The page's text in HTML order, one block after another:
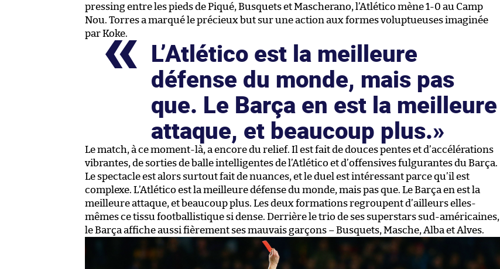
pressing entre les pieds de Piqué, Busquets et Mascherano, l’Atlético mène 1-0 au Camp
Nou. Torres a marqué le précieux but sur une action aux formes voluptueuses imaginée
par Koke.
L’Atlético est la meilleure
défense du monde, mais pas
que. Le Barça en est la meilleure
attaque, et beaucoup plus.
Le match, à ce moment-là, a encore du relief. Il est fait de douces pentes et d’accélérations
vibrantes, de sorties de balle intelligentes de l’Atlético et d’offensives fulgurantes du Barça.
Le spectacle est alors surtout fait de nuances, et le duel est intéressant parce qu’il est
complexe. L’Atlético est la meilleure défense du monde, mais pas que. Le Barça en est la
meilleure attaque, et beaucoup plus. Les deux formations regroupent d’ailleurs elles-
mêmes ce tissu footballistique si dense. Derrière le trio de ses superstars sud-américaines,
le Barça affiche aussi fièrement ses mauvais garçons – Busquets, Masche, Alba et Alves.